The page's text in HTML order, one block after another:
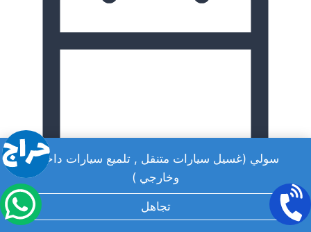
سولي (غسيل سيارات متنقل , تلميع سيارات داخلي
وخارجي )
تجاهل
يوليو 11, 2024